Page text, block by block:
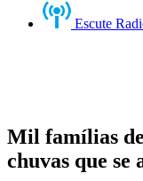
Escute
Mil famílias
chuvas que